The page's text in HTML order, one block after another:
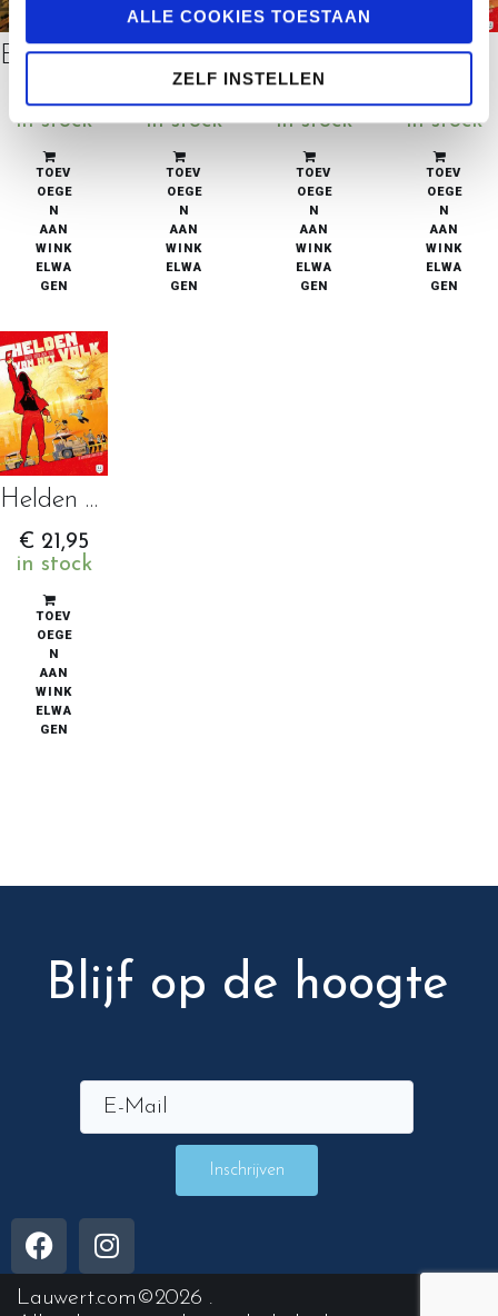
ALLE COOKIES TOESTAAN
ZELF INSTELLEN
Een Vrolijk Man 1: De Monsterlijke Stad 1
€21,95
in stock
TOEV
OEGE
N
AAN
WINK
ELWA
GEN
Het Weeskind van Perdide 2: Silbad
€21,95
in stock
TOEV
OEGE
N
AAN
WINK
ELWA
GEN
Het Weeskind van Perdide 1: Claudi
€21,95
in stock
TOEV
OEGE
N
AAN
WINK
ELWA
GEN
€21,95
in stock
TOEV
OEGE
N
AAN
WINK
ELWA
GEN
Helden van het Volk 1: De Moordenaar zonder Gezicht
€ 21,95
in stock
TOEV
OEGE
N
AAN
WINK
ELWA
GEN
Blijf op de hoogte
Inschrijven
Lauwert.com ©2026 .